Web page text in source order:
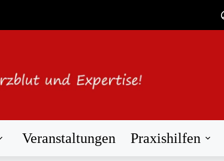
Veranstaltungen Praxishilfen